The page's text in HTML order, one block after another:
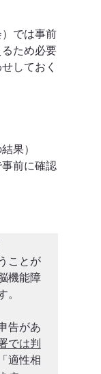
では事前
ため必要
しておく
果）
前に確認
ことが
機能障
告があ
では判
適性相